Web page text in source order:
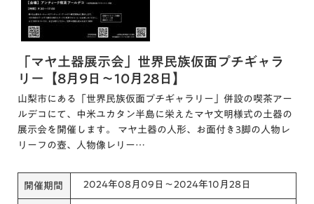
「マヤ土器展示会」世界民族仮面プチギャラ
リー【8月9日～10月28日】
山梨市にある「世界民族仮面プチギャラリー」併設の喫茶アー
ルデコにて、中米ユカタン半島に栄えたマヤ文明様式の土器の
展示会を開催します。 マヤ土器の人形、お面付き3脚の人物レ
リーフの壺、人物像レリー…
開催期間 2024年08月09日～2024年10月28日